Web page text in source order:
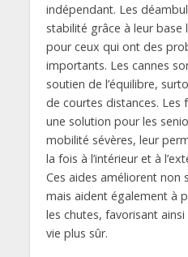
indépendant. Les
stabilité grâce à leur
pour ceux qui ont des
importants. Les cannes
soutien de l’équilibre,
de courtes distances. Les
une solution pour les
mobilité sévères, leur
la fois à l’intérieur et à
Ces aides améliorent non
mais aident également à
les chutes, favorisant
vie plus sûr.